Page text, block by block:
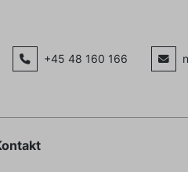
+45 48 160 166
Kontakt